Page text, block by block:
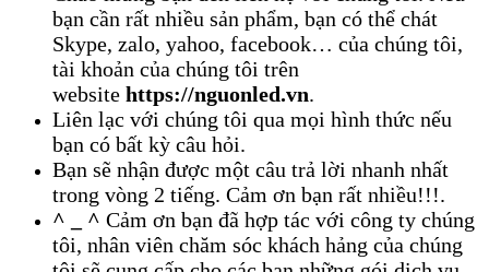
bạn cần rất nhiều sản phẩm, bạn có thể chát
Skype, zalo, yahoo, facebook… của chúng tôi,
tài khoản của chúng tôi trên
website https://nguonled.vn.
Liên lạc với chúng tôi qua mọi hình thức nếu
bạn có bất kỳ câu hỏi.
Bạn sẽ nhận được một câu trả lời nhanh nhất
trong vòng 2 tiếng. Cảm ơn bạn rất nhiều!!!.
^ _ ^ Cảm ơn bạn đã hợp tác với công ty chúng
tôi, nhân viên chăm sóc khách hảng của chúng